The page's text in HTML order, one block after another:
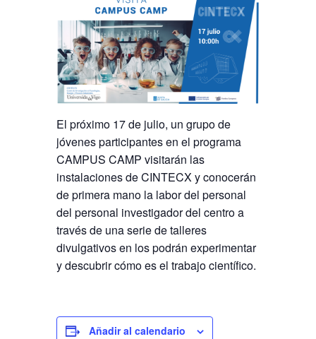
El próximo 17 de julio, un grupo de
jóvenes participantes en el programa
CAMPUS CAMP visitarán las
instalaciones de CINTECX y conocerán
de primera mano la labor del personal
del personal investigador del centro a
través de una serie de talleres
divulgativos en los podrán experimentar
y descubrir cómo es el trabajo científico.
Añadir al calendario